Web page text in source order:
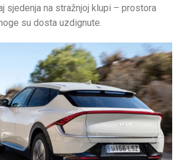
sjedenja na stražnjoj klupi – prostora
su dosta uzdignute.